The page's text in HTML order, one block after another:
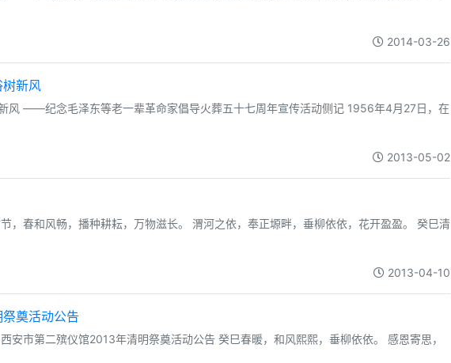
2014-03-26
新风
风 ——纪念毛泽东等老一辈革命家倡导火葬五十七周年宣传活动侧记 1956年4月27日，在
2013-05-02
，春和风畅，播种耕耘，万物滋长。 渭河之依，奉正塬畔，垂柳依依，花开盈盈。 癸巳清
2013-04-10
奠活动公告
市第二殡仪馆2013年清明祭奠活动公告 癸巳春暖，和风熙熙，垂柳依依。 感恩寄思，